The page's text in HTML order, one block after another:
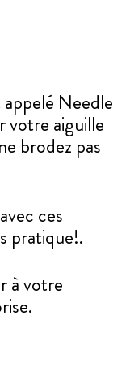
Needle
votre aiguille
brodez pas
ces
pratique!.
à votre